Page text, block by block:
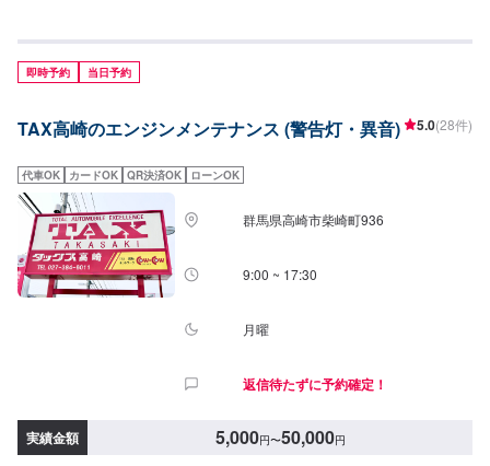
備士による点検・メンテナンス、クルマのパーツ交換や取り付け・カスタム
など様々なサービスを展開しており、すべてにおいてクルマに精通したスタ
ッフよりお客様へ丁寧な説明を行うことを心がけています。-----------------------
見積りにご納得いただければ作業開始【4】仕上がり次第納車〈納期につい
なる場合、納期が表示目安より変更となる場合がございます。〈代車につい
て〉無料の代車ご用意しております！愛車の作業中は代車をご利用くださ
い！※代車の燃料代はお客様にご負担いただいております。【定休日・営業時
間】定休日：不定休営業時間：9:00~18:00
即時予約 当日予約
TAX高崎のエンジンメンテナンス (警告灯・異音) 5.0(28件)
代車OK カードOK QR決済OK ローンOK
群馬県高崎市柴崎町936
9:00 ~ 17:30
月曜
返信待たずに予約確定！
実績金額 5,000円〜50,000円